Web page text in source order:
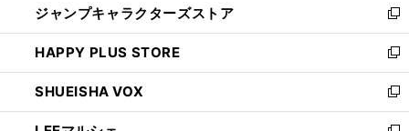
く
ィ
ン
ド
ウ
で
開
い
ウ
ィ
ン
ド
ウ
ジャンプキャラクターズストア
新
し
い
ウ
ィ
ン
HAPPY PLUS STORE
新
し
い
ウ
SHUEISHA VOX
新
し